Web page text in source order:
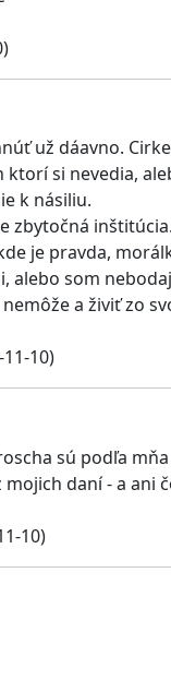
už dáavno.
si nevedia,
k násiliu.
zbytočná inštitúcia.
je pravda,
alebo som nebodaj
a živiť zo
11-10)
sú podľa
daní - a ani
10)